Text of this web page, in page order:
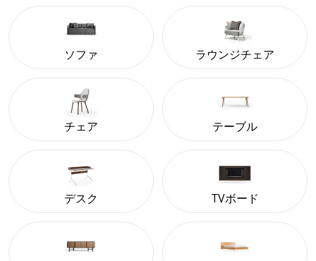
ソファ ラウンジチェア
チェア テーブル
デスク TVボード